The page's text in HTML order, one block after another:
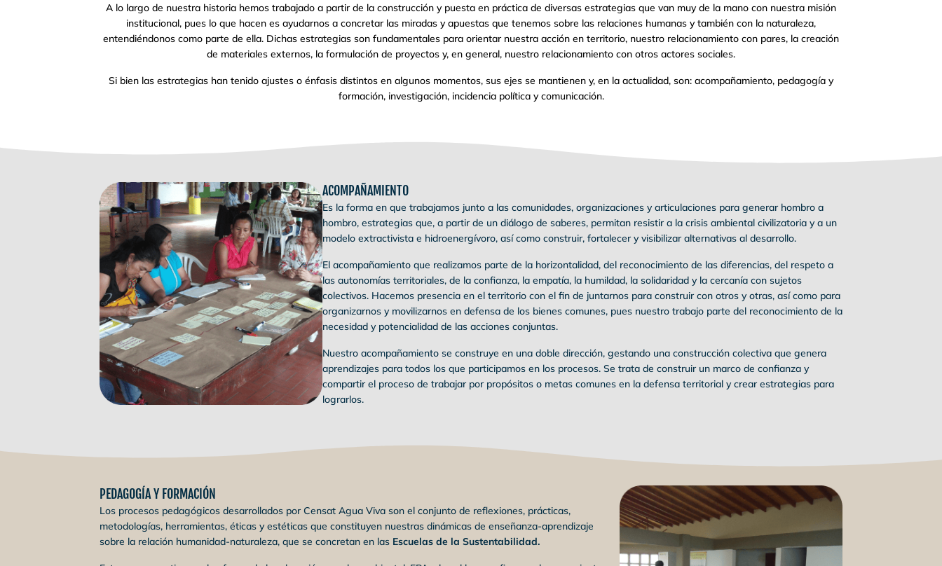
A lo largo de nuestra historia hemos trabajado a partir de la construcción y puesta en práctica de diversas estrategias que van muy de la mano con nuestra misión
institucional, pues lo que hacen es ayudarnos a concretar las miradas y apuestas que tenemos sobre las relaciones humanas y también con la naturaleza,
entendiéndonos como parte de ella. Dichas estrategias son fundamentales para orientar nuestra acción en territorio, nuestro relacionamiento con pares, la creación
de materiales externos, la formulación de proyectos y, en general, nuestro relacionamiento con otros actores sociales.
Si bien las estrategias han tenido ajustes o énfasis distintos en algunos momentos, sus ejes se mantienen y, en la actualidad, son: acompañamiento, pedagogía y
formación, investigación, incidencia política y comunicación.
ACOMPAÑAMIENTO
Es la forma en que trabajamos junto a las comunidades, organizaciones y articulaciones para generar hombro a
hombro, estrategias que, a partir de un diálogo de saberes, permitan resistir a la crisis ambiental civilizatoria y a un
modelo extractivista e hidroenergívoro, así como construir, fortalecer y visibilizar alternativas al desarrollo.
El acompañamiento que realizamos parte de la horizontalidad, del reconocimiento de las diferencias, del respeto a
las autonomías territoriales, de la confianza, la empatía, la humildad, la solidaridad y la cercanía con sujetos
colectivos. Hacemos presencia en el territorio con el fin de juntarnos para construir con otros y otras, así como para
organizarnos y movilizarnos en defensa de los bienes comunes, pues nuestro trabajo parte del reconocimiento de la
necesidad y potencialidad de las acciones conjuntas.
Nuestro acompañamiento se construye en una doble dirección, gestando una construcción colectiva que genera
aprendizajes para todos los que participamos en los procesos. Se trata de construir un marco de confianza y
compartir el proceso de trabajar por propósitos o metas comunes en la defensa territorial y crear estrategias para
lograrlos.
PEDAGOGÍA Y FORMACIÓN
Los procesos pedagógicos desarrollados por Censat Agua Viva son el conjunto de reflexiones, prácticas,
metodologías, herramientas, éticas y estéticas que constituyen nuestras dinámicas de enseñanza-aprendizaje
sobre la relación humanidad-naturaleza, que se concretan en las Escuelas de la Sustentabilidad.